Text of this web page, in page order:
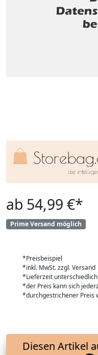
ab 54,99 €*
Prime Versand möglich
*Preisbeispiel
*inkl. MwSt. zzgl. Versand
*Lieferzeit
*der Preis kann sich
*durchgestrichener Preis